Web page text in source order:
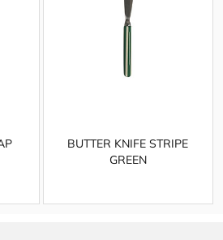
BUTTER KNIFE STRIPE
GREEN